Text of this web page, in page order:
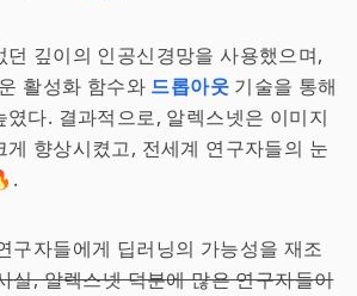
던 깊이의 인공신경망을 사용했으며,
활성화 함수와 드롭아웃 기술을 통해
였다. 결과적으로, 알렉스넷은 이미지
게 향상시켰고, 전세계 연구자들의 눈
구자들에게 딥러닝의 가능성을 재조
실, 알렉스넷 덕분에 많은 연구자들이